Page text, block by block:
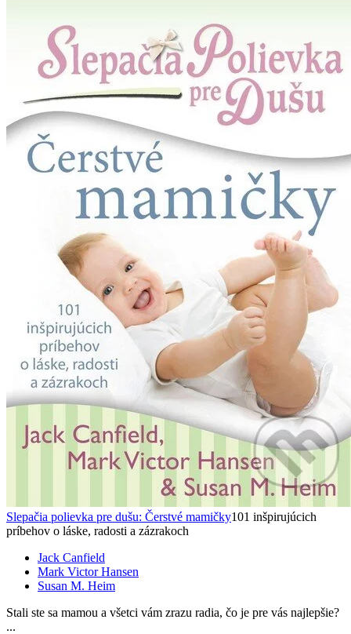
Slepačia polievka pre dušu: Čerstvé mamičky101 inšpirujúcich
príbehov o láske, radosti a zázrakoch
Jack Canfield
Mark Victor Hansen
Susan M. Heim
Stali ste sa mamou a všetci vám zrazu radia, čo je pre vás najlepšie?
...